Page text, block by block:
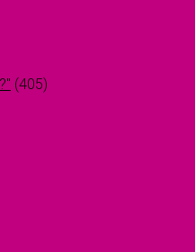
(405)